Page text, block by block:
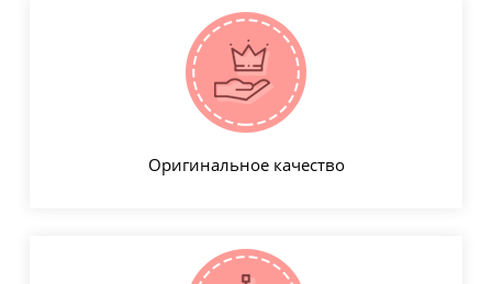
Оригинальное качество